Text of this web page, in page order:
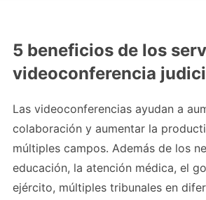
5 beneficios de los
videoconferencia
Las videoconferencias ayudan a
colaboración y aumentar la
múltiples campos. Además de los
educación, la atención médica, el
ejército, múltiples tribunales en